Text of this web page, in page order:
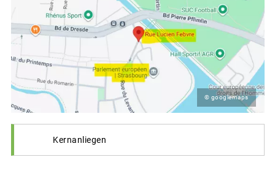
© googlemaps
Kernanliegen